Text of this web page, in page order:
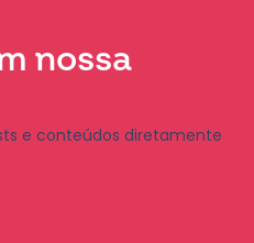
nossa
e conteúdos diretamente